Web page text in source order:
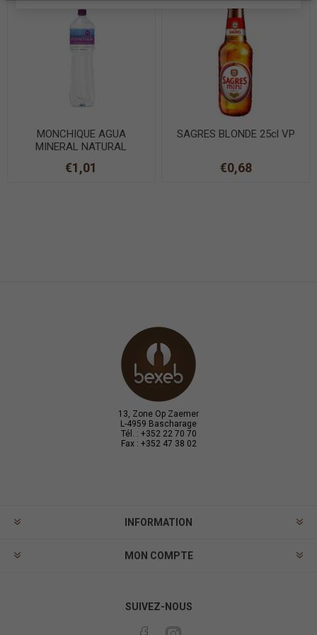
MONCHIQUE AGUA
MINERAL NATURAL
€1,01
SAGRES BLONDE 25cl VP
€0,68
13, Zone Op Zaemer
L-4959 Bascharage
Tél. : +352 22 70 70
Fax : +352 47 38 02
INFORMATION
MON COMPTE
SUIVEZ-NOUS